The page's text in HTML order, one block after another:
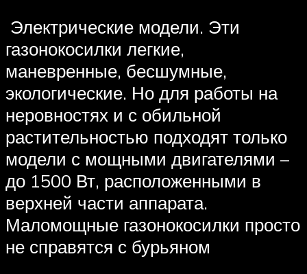
Электрические модели. Эти
газонокосилки легкие,
маневренные, бесшумные,
экологические. Но для работы на
неровностях и с обильной
растительностью подходят только
модели с мощными двигателями –
до 1500 Вт, расположенными в
верхней части аппарата.
Маломощные газонокосилки просто
не справятся с бурьяном